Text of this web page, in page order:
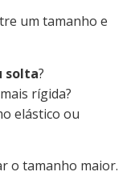
um tamanho e
solta?
rígida?
elástico ou
o tamanho maior.